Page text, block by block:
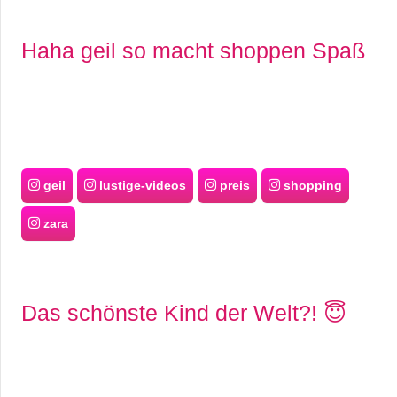
U
Haha geil so macht shoppen Spaß
geil lustige-videos preis shopping
zara
Das schönste Kind der Welt?! 😇